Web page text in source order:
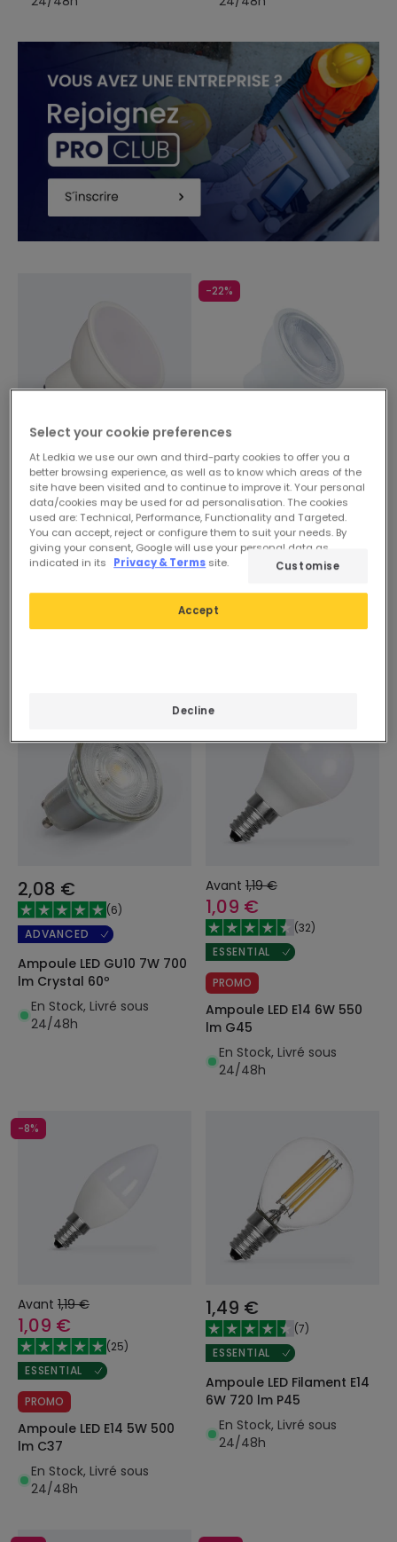
1,36 €
(49)
ESSENTIAL
Ampoule LED GU10 7W 600
lm 100º
-22%
Avant 2,29 €
1,79 €
(10 )
ESSENTIAL
PROMO
Ampoule LED Dimmable
GU10 7W 630 lm S11 60º
En Stock, Livré sous
2,08 €
(6)
ADVANCED
Ampoule LED GU10 7W 700
lm Crystal 60º
En Stock, Livré sous
24/48h
-8%
Avant 1,19 €
1,09 €
(32)
ESSENTIAL
PROMO
Ampoule LED E14 6W 550
lm G45
En Stock, Livré sous
24/48h
-8%
Avant 1,19 €
1,09 €
(25)
ESSENTIAL
PROMO
Ampoule LED E14 5W 500
lm C37
En Stock, Livré sous
24/48h
1,49 €
(7)
ESSENTIAL
Ampoule LED Filament E14
6W 720 lm P45
En Stock, Livré sous
24/48h
Select your cookie preferences
At Ledkia we use our own and third-party cookies to offer you a
better browsing experience, as well as to know which areas of the
site have been visited and to continue to improve it. Your personal
data/cookies may be used for ad personalisation. The cookies
used are: Technical, Performance, Functionality and Targeted.
You can accept, reject or configure them to suit your needs. By
giving your consent, Google will use your personal data as
indicated in its
Privacy & Terms site.
Decline
Accept
Customise